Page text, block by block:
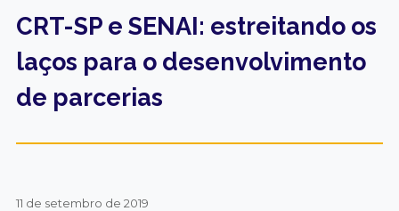
CRT-SP e SENAI: estreitando os
laços para o desenvolvimento
de parcerias
11 de setembro de 2019